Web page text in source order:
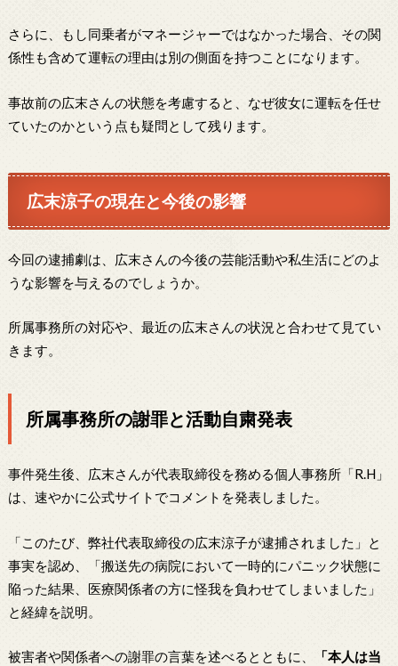
さらに、もし同乗者がマネージャーではなかった場合、その関
係性も含めて運転の理由は別の側面を持つことになります。
事故前の広末さんの状態を考慮すると、なぜ彼女に運転を任せ
ていたのかという点も疑問として残ります。
広末涼子の現在と今後の影響
今回の逮捕劇は、広末さんの今後の芸能活動や私生活にどのよ
うな影響を与えるのでしょうか。
所属事務所の対応や、最近の広末さんの状況と合わせて見てい
きます。
所属事務所の謝罪と活動自粛発表
事件発生後、広末さんが代表取締役を務める個人事務所「R.H」
は、速やかに公式サイトでコメントを発表しました。
「このたび、弊社代表取締役の広末涼子が逮捕されました」と
事実を認め、「搬送先の病院において一時的にパニック状態に
陥った結果、医療関係者の方に怪我を負わせてしまいました」
と経緯を説明。
被害者や関係者への謝罪の言葉を述べるとともに、
「本人は当